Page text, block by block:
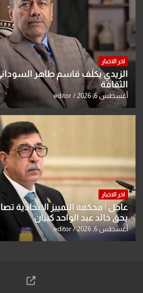
اخر الاخبار
الزيدي يكلّف قاسم طاهر السوداني
الثقافة
أغسطس 6, 2026 editor
اخر الاخبار
عاجل | محكمة التمييز الاتحادية
بحق خالد عبد الواحد كبيان
أغسطس 6, 2026 editor